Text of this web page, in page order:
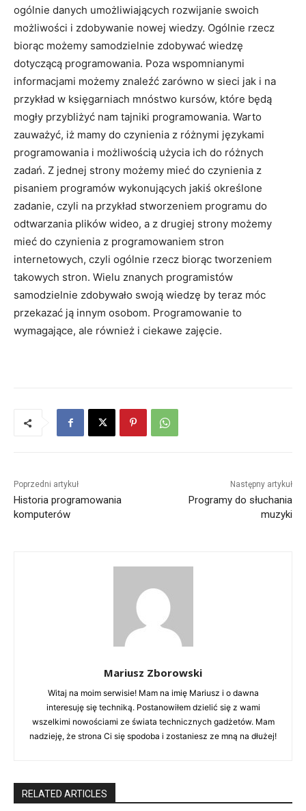
ogólnie danych umożliwiających rozwijanie swoich
możliwości i zdobywanie nowej wiedzy. Ogólnie rzecz
biorąc możemy samodzielnie zdobywać wiedzę
dotyczącą programowania. Poza wspomnianymi
informacjami możemy znaleźć zarówno w sieci jak i na
przykład w księgarniach mnóstwo kursów, które będą
mogły przybliżyć nam tajniki programowania. Warto
zauważyć, iż mamy do czynienia z różnymi językami
programowania i możliwością użycia ich do różnych
zadań. Z jednej strony możemy mieć do czynienia z
pisaniem programów wykonujących jakiś określone
zadanie, czyli na przykład stworzeniem programu do
odtwarzania plików wideo, a z drugiej strony możemy
mieć do czynienia z programowaniem stron
internetowych, czyli ogólnie rzecz biorąc tworzeniem
takowych stron. Wielu znanych programistów
samodzielnie zdobywało swoją wiedzę by teraz móc
przekazać ją innym osobom. Programowanie to
wymagające, ale również i ciekawe zajęcie.
Poprzedni artykuł
Historia programowania
komputerów
Następny artykuł
Programy do słuchania
muzyki
Mariusz Zborowski
Witaj na moim serwisie! Mam na imię Mariusz i o dawna
interesuję się techniką. Postanowiłem dzielić się z wami
wszelkimi nowościami ze świata technicznych gadżetów. Mam
nadzieję, że strona Ci się spodoba i zostaniesz ze mną na dłużej!
RELATED ARTICLES